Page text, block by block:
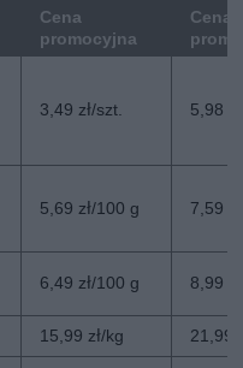
Cena
promocyjna
Cena
3,49 zł/szt. 5,98
5,69 zł/100 g 7,59
6,49 zł/100 g 8,99
15,99 zł/kg 21,99